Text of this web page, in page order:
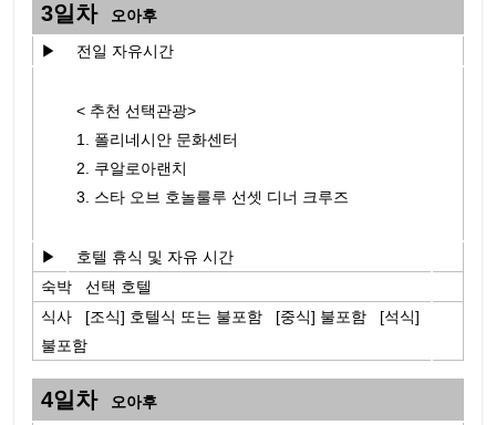
3일차오아후
▶
전일 자유시간
< 추천 선택관광>
1. 폴리네시안 문화센터
2. 쿠알로아랜치
3. 스타 오브 호놀룰루 선셋 디너 크루즈
▶
호텔 휴식 및 자유 시간
숙박 선택 호텔
식사 [조식] 호텔식 또는 불포함 [중식] 불포함 [석식]
불포함
4일차오아후